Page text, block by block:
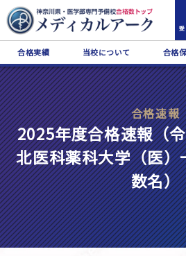
合格実績 当校について 合格
合格速報
2025年度合格速報（
北医科薬科大学（医
数名）